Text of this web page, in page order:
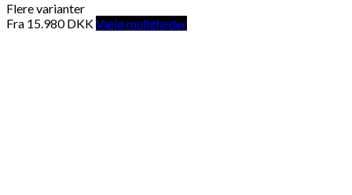
Flere varianter
Fra 15.980DKKVælg muligheder